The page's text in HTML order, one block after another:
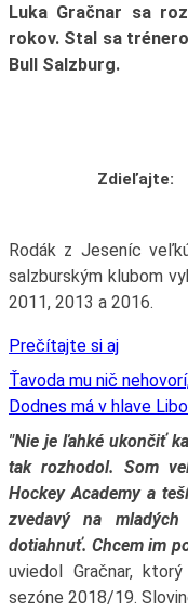
Luka Gračnar sa
rokov. Stal sa
Bull Salzburg.
Zdieľajte:
Rodák z Jeseníc
salzburským klubom
2011, 2013 a 2016.
Prečítajte si aj
Ťavoda mu nič
Dodnes má v hlave
"Nie je ľahké ukončiť
tak rozhodol. Som
Hockey Academy a
zvedavý na
dotiahnuť. Chcem im
uviedol Gračnar,
sezóne 2018/19.